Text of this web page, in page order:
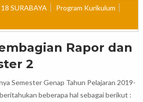
SURABAYA
Program Kurikulum
Rapor dan
2
Semester Genap Tahun Pelajaran 2019-
beberapa hal sebagai berikut :